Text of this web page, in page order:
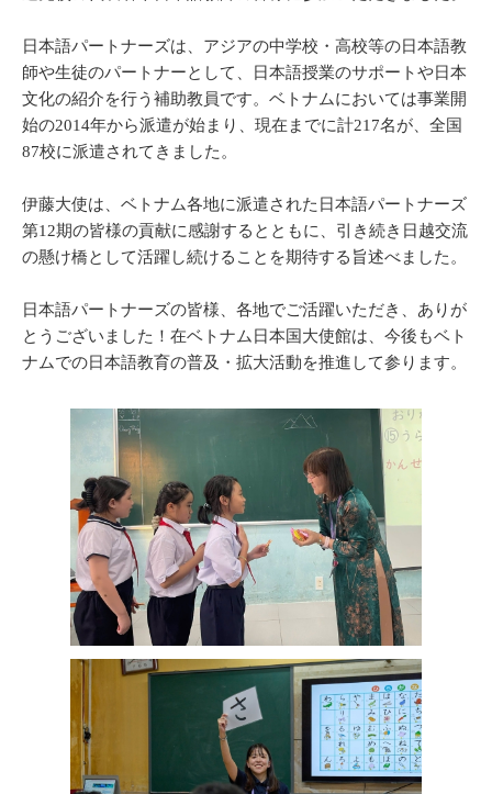
日本語パートナーズは、アジアの中学校・高校等の日本語教
師や生徒のパートナーとして、日本語授業のサポートや日本
文化の紹介を行う補助教員です。ベトナムにおいては事業開
始の2014年から派遣が始まり、現在までに計217名が、全国
87校に派遣されてきました。
伊藤大使は、ベトナム各地に派遣された日本語パートナーズ
第12期の皆様の貢献に感謝するとともに、引き続き日越交流
の懸け橋として活躍し続けることを期待する旨述べました。
日本語パートナーズの皆様、各地でご活躍いただき、ありが
とうございました！在ベトナム日本国大使館は、今後もベト
ナムでの日本語教育の普及・拡大活動を推進して参ります。